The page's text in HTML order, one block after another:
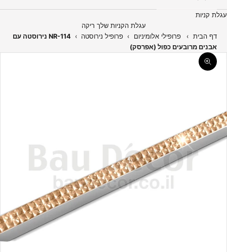
עגלת קניות
עגלת הקניות שלך ריקה
דף הבית › פרופילי אלומיניום › פרופיל נירוסטה ›
NR-114 נירוסטה עם
אבנים מרובעים כפול (אפרסק)
תקריב